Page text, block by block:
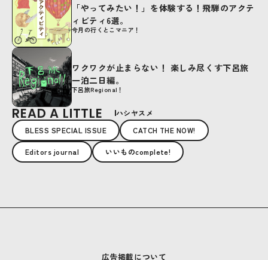
今月の行くとこマニア！
「やってみたい！」を体験する！飛騨のアクテ
ィビティ6選。
下呂旅Regional！
ワクワクが止まらない！ 楽しみ尽くす下呂旅
一泊二日編。
READ A LITTLE
ハシヤスメ
BLESS SPECIAL ISSUE
CATCH THE NOW!
Editors journal いいものcomplete!
広告掲載について